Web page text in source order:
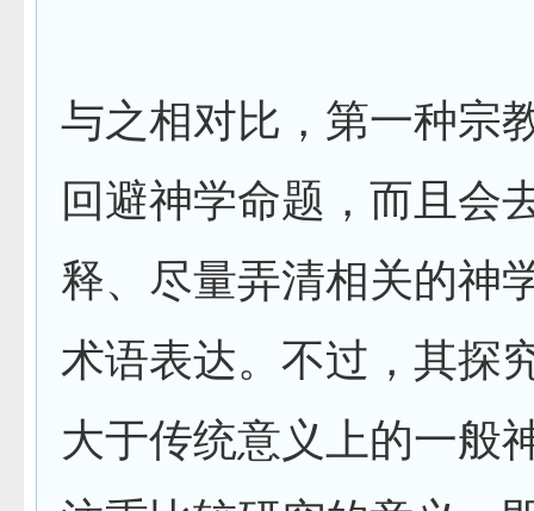
与之相对比，第一种宗
回避神学命题，而且会
释、尽量弄清相关的神
术语表达。不过，其探
大于传统意义上的一般